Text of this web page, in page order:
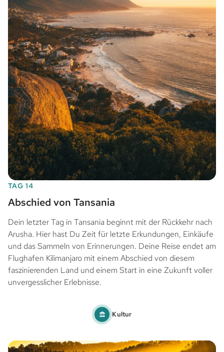
TAG 14
Abschied von Tansania
Dein letzter Tag in Tansania beginnt mit der Rückkehr nach
Arusha. Hier hast Du Zeit für letzte Erkundungen, Einkäufe
und das Sammeln von Erinnerungen. Deine Reise endet am
Flughafen Kilimanjaro mit einem Abschied von diesem
faszinierenden Land und einem Start in eine Zukunft voller
unvergesslicher Erlebnisse.
Kultur